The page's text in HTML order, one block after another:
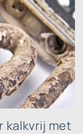
kalkvrij met